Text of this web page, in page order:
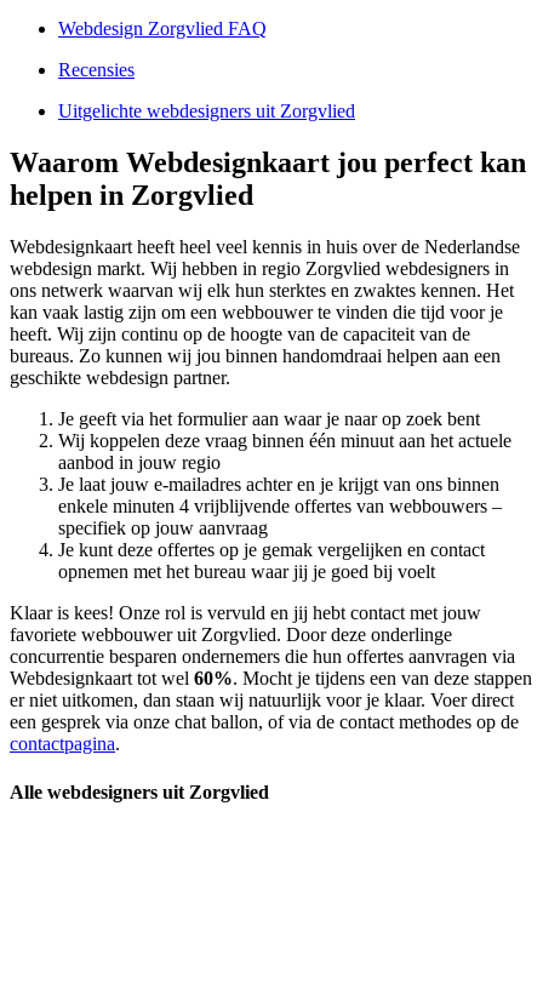
Webdesign Zorgvlied FAQ
Recensies
Uitgelichte webdesigners uit Zorgvlied
Waarom Webdesignkaart jou perfect kan
helpen in Zorgvlied
Webdesignkaart heeft heel veel kennis in huis over de Nederlandse
webdesign markt. Wij hebben in regio Zorgvlied webdesigners in
ons netwerk waarvan wij elk hun sterktes en zwaktes kennen. Het
kan vaak lastig zijn om een webbouwer te vinden die tijd voor je
heeft. Wij zijn continu op de hoogte van de capaciteit van de
bureaus. Zo kunnen wij jou binnen handomdraai helpen aan een
geschikte webdesign partner.
Je geeft via het formulier aan waar je naar op zoek bent
Wij koppelen deze vraag binnen één minuut aan het actuele
aanbod in jouw regio
Je laat jouw e-mailadres achter en je krijgt van ons binnen
enkele minuten 4 vrijblijvende offertes van webbouwers –
specifiek op jouw aanvraag
Je kunt deze offertes op je gemak vergelijken en contact
opnemen met het bureau waar jij je goed bij voelt
Klaar is kees! Onze rol is vervuld en jij hebt contact met jouw
favoriete webbouwer uit Zorgvlied. Door deze onderlinge
concurrentie besparen ondernemers die hun offertes aanvragen via
Webdesignkaart tot wel 60%. Mocht je tijdens een van deze stappen
er niet uitkomen, dan staan wij natuurlijk voor je klaar. Voer direct
een gesprek via onze chat ballon, of via de contact methodes op de
contactpagina.
Alle webdesigners uit Zorgvlied